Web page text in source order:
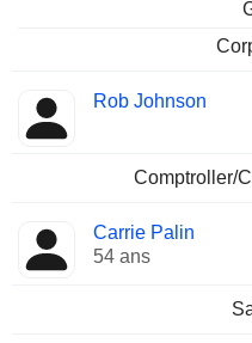
Rob Johnson
Comptroller/
Carrie Palin
54 ans